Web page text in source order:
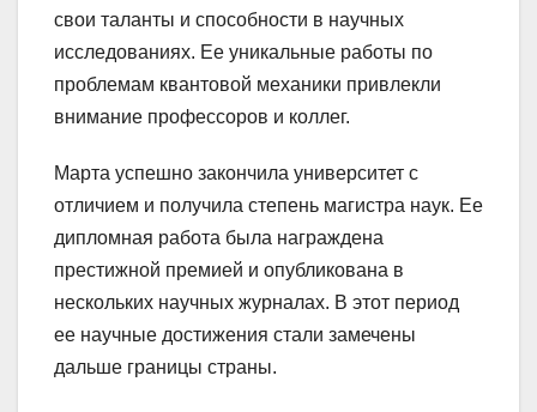
свои таланты и способности в научных
исследованиях. Ее уникальные работы по
проблемам квантовой механики привлекли
внимание профессоров и коллег.
Марта успешно закончила университет с
отличием и получила степень магистра наук. Ее
дипломная работа была награждена
престижной премией и опубликована в
нескольких научных журналах. В этот период
ее научные достижения стали замечены
дальше границы страны.